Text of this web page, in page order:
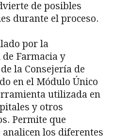
de posibles
durante el proceso.
por la
Farmacia y
la Consejería de
en el Módulo Único
utilizada en
y otros
Permite que
los diferentes